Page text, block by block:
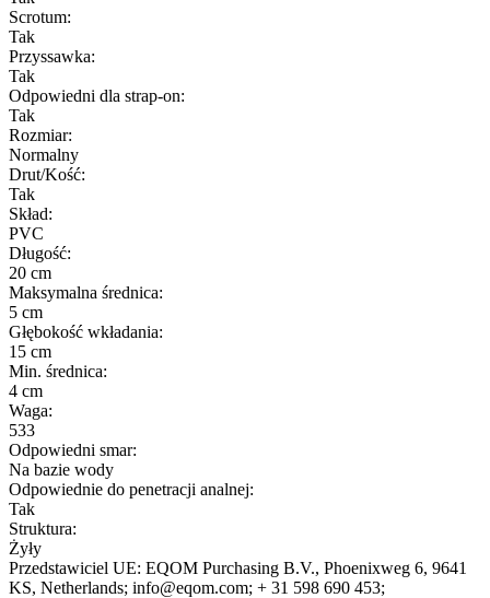
Scrotum:
Tak
Przyssawka:
Tak
Odpowiedni dla strap-on:
Tak
Rozmiar:
Normalny
Drut/Kość:
Tak
Skład:
PVC
Długość:
20 cm
Maksymalna średnica:
5 cm
Głębokość wkładania:
15 cm
Min. średnica:
4 cm
Waga:
533
Odpowiedni smar:
Na bazie wody
Odpowiednie do penetracji analnej:
Tak
Struktura:
Żyły
Przedstawiciel UE: EQOM Purchasing B.V., Phoenixweg 6, 9641
KS, Netherlands; info@eqom.com; + 31 598 690 453;